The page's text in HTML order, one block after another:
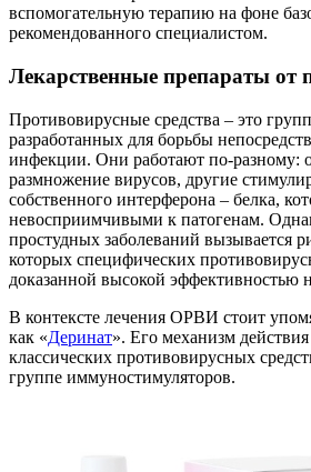
вспомогательную терапию на фоне
рекомендованного специалистом.
Лекарственные препараты
Противовирусные средства – это
разработанных для борьбы
инфекции. Они работают по-разному:
размножение вирусов, другие
собственного интерферона – белка,
невосприимчивыми к патогенам.
простудных заболеваний вызывается
которых специфических
доказанной высокой эффективностью
В контексте лечения ОРВИ стоит
как «Деринат». Его механизм действия
классических противовирусных
группе иммуностимуляторов.